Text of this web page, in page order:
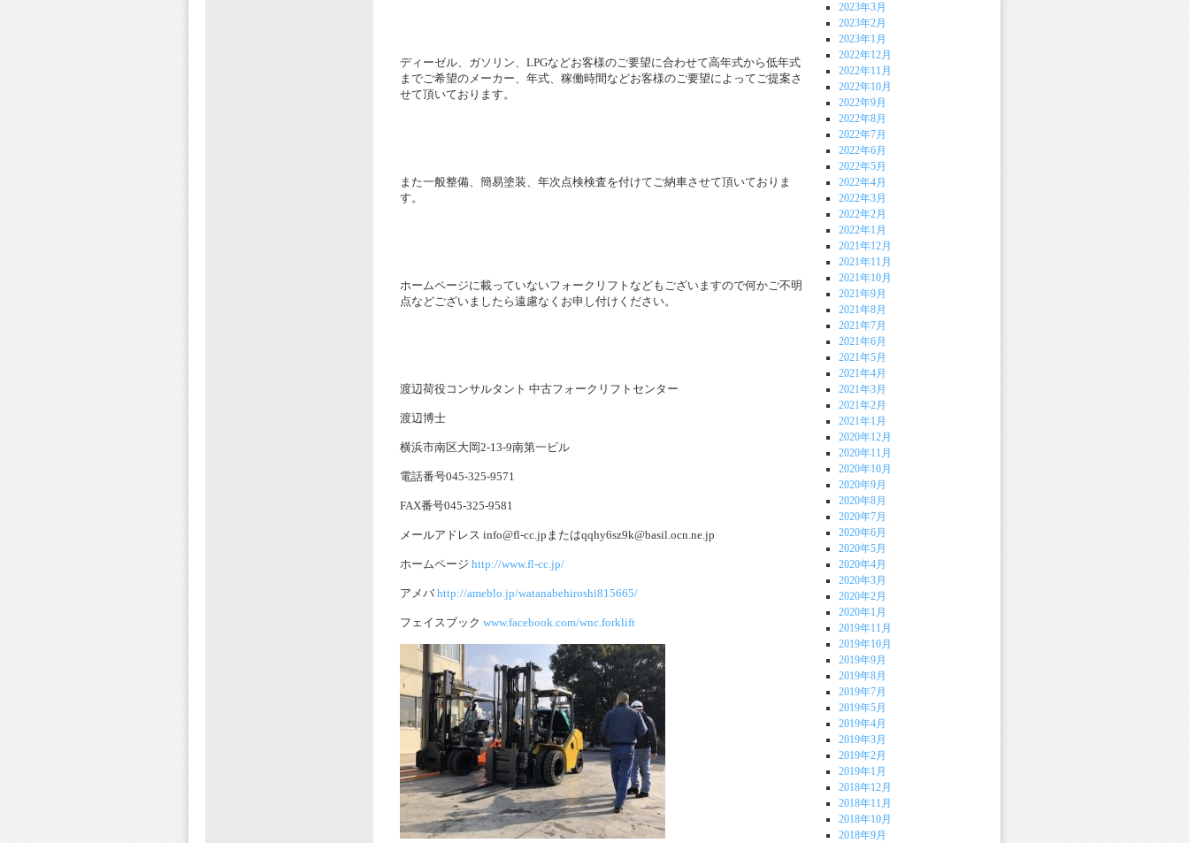
ディーゼル、ガソリン、LPGなどお客様のご要望に合わせて高年式から低年式
までご希望のメーカー、年式、稼働時間などお客様のご要望によってご提案さ
せて頂いております。
また一般整備、簡易塗装、年次点検検査を付けてご納車させて頂いておりま
す。
ホームページに載っていないフォークリフトなどもございますので何かご不明
点などございましたら遠慮なくお申し付けください。
渡辺荷役コンサルタント 中古フォークリフトセンター
渡辺博士
横浜市南区大岡2-13-9南第一ビル
電話番号045-325-9571
FAX番号045-325-9581
メールアドレス info@fl-cc.jpまたはqqhy6sz9k@basil.ocn.ne.jp
ホームページ http://www.fl-cc.jp/
アメバhttp://ameblo.jp/watanabehiroshi815665/
フェイスブック www.facebook.com/wnc.forklift
2023年3月
2023年2月
2023年1月
2022年12月
2022年11月
2022年10月
2022年9月
2022年8月
2022年7月
2022年6月
2022年5月
2022年4月
2022年3月
2022年2月
2022年1月
2021年12月
2021年11月
2021年10月
2021年9月
2021年8月
2021年7月
2021年6月
2021年5月
2021年4月
2021年3月
2021年2月
2021年1月
2020年12月
2020年11月
2020年10月
2020年9月
2020年8月
2020年7月
2020年6月
2020年5月
2020年4月
2020年3月
2020年2月
2020年1月
2019年11月
2019年10月
2019年9月
2019年8月
2019年7月
2019年5月
2019年4月
2019年3月
2019年2月
2019年1月
2018年12月
2018年11月
2018年10月
2018年9月